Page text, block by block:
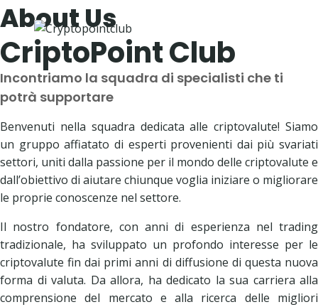
Salta
al
contenuto
About Us
CriptoPoint Club
Incontriamo la squadra di specialisti che ti
potrà supportare
Benvenuti nella squadra dedicata alle criptovalute! Siamo
un gruppo affiatato di esperti provenienti dai più svariati
settori, uniti dalla passione per il mondo delle criptovalute e
dall’obiettivo di aiutare chiunque voglia iniziare o migliorare
le proprie conoscenze nel settore.
Il nostro fondatore, con anni di esperienza nel trading
tradizionale, ha sviluppato un profondo interesse per le
criptovalute fin dai primi anni di diffusione di questa nuova
forma di valuta. Da allora, ha dedicato la sua carriera alla
comprensione del mercato e alla ricerca delle migliori